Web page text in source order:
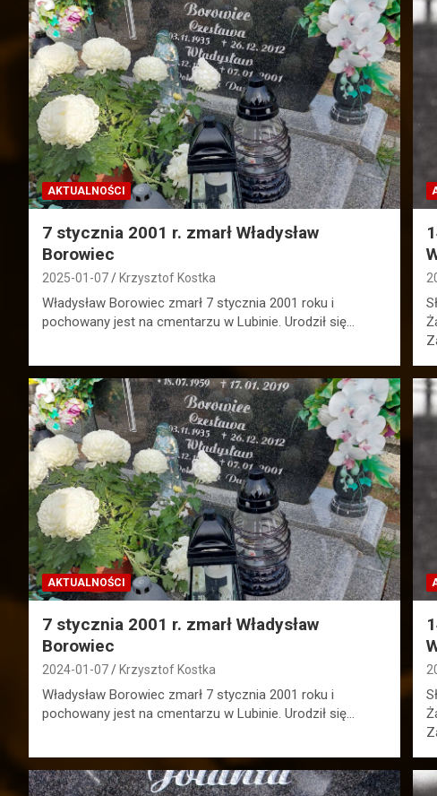
AKTUALNOŚCI
7 stycznia 2001 r. zmarł Władysław
Borowiec
2025-01-07 Krzysztof Kostka
Władysław Borowiec zmarł 7 stycznia 2001 roku i
pochowany jest na cmentarzu w Lubinie. Urodził się…
AKTUALNOŚCI
7 stycznia 2001 r. zmarł Władysław
Borowiec
2024-01-07 Krzysztof Kostka
Władysław Borowiec zmarł 7 stycznia 2001 roku i
pochowany jest na cmentarzu w Lubinie. Urodził się…